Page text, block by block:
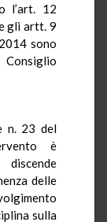
l’art. 12
gli artt. 9
sono
n. 23 del
è
delle
sulla